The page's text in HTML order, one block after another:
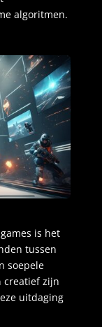
algoritmen.
is het
tussen
soepele
creatief zijn
uitdaging